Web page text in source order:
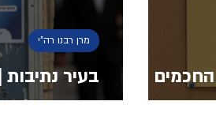
בעיר
התורנית
מרן רבנו רה"י